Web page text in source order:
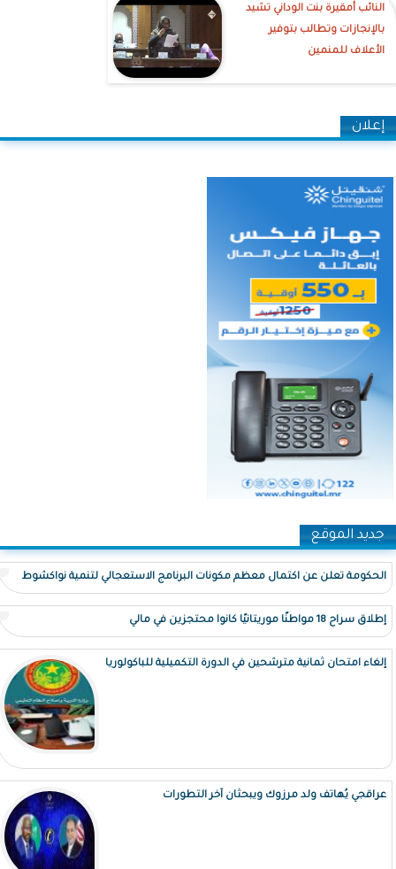
النائب أمقيرة بنت الوداني تشيد
بالإنجازات وتطالب بتوفير
الأعلاف للمنمين
إعلان
جديد الموقع
الحكومة تعلن عن اكتمال معظم مكونات البرنامج الاستعجالي لتنمية نواكشوط
إطلاق سراح 18 مواطنًا موريتانيًا كانوا محتجزين في مالي
إلغاء امتحان ثمانية مترشحين في الدورة التكميلية للباكولوريا
عراقجي يُهاتف ولد مرزوك ويبحثان آخر التطورات